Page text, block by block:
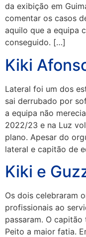
da exibição em
comentar os casos
aquilo que a equipa
conseguido. […]
Kiki
Lateral foi um dos
sai derrubado por
a equipa não
2022/23 e na Luz
plano. Apesar do
lateral e capitão de
Kiki e
Os dois celebraram
profissionais ao
passaram. O
Peito a maior fatia.